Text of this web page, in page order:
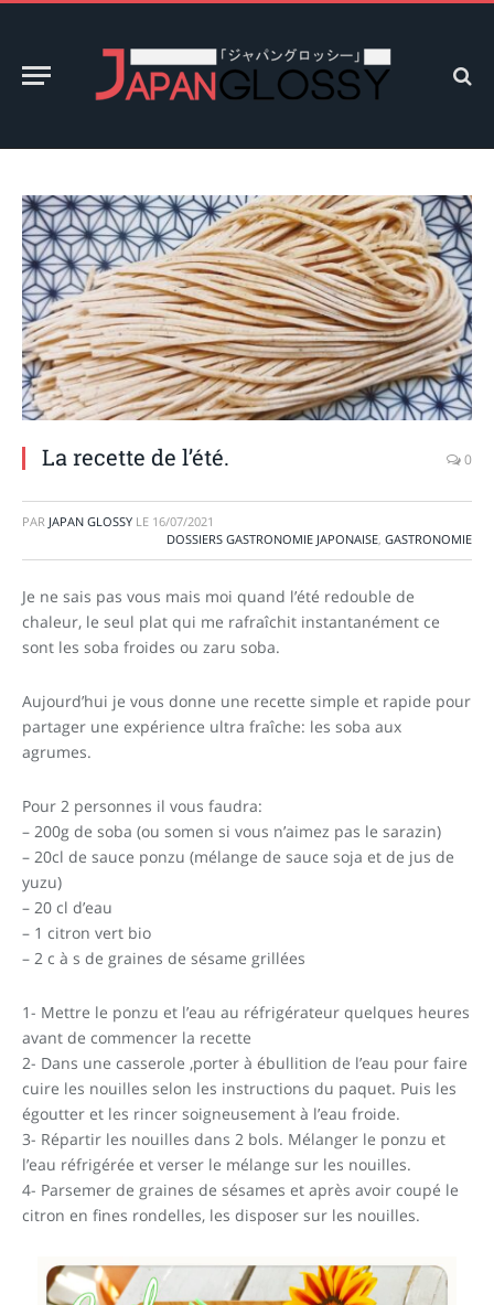
La recette de l’été. 0
PAR JAPAN GLOSSY LE 16/07/2021
DOSSIERS GASTRONOMIE JAPONAISE, GASTRONOMIE
Je ne sais pas vous mais moi quand l’été redouble de
chaleur, le seul plat qui me rafraîchit instantanément ce
sont les soba froides ou zaru soba.
Aujourd’hui je vous donne une recette simple et rapide pour
partager une expérience ultra fraîche: les soba aux
agrumes.
Pour 2 personnes il vous faudra:
– 200g de soba (ou somen si vous n’aimez pas le sarazin)
– 20cl de sauce ponzu (mélange de sauce soja et de jus de
yuzu)
– 20 cl d’eau
– 1 citron vert bio
– 2 c à s de graines de sésame grillées
1- Mettre le ponzu et l’eau au réfrigérateur quelques heures
avant de commencer la recette
2- Dans une casserole ,porter à ébullition de l’eau pour faire
cuire les nouilles selon les instructions du paquet. Puis les
égoutter et les rincer soigneusement à l’eau froide.
3- Répartir les nouilles dans 2 bols. Mélanger le ponzu et
l’eau réfrigérée et verser le mélange sur les nouilles.
4- Parsemer de graines de sésames et après avoir coupé le
citron en fines rondelles, les disposer sur les nouilles.